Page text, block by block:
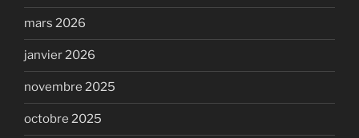
mars 2026
janvier 2026
novembre 2025
octobre 2025